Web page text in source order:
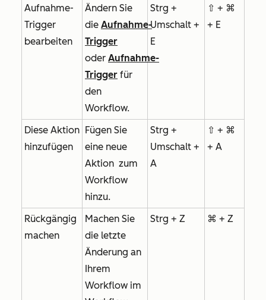
Aufnahme-
Trigger
bearbeiten
Ändern Sie
die Aufnahme-
Trigger
oder Aufnahme-
Trigger für
den
Workflow.
Strg +
Umschalt +
E
⇧ + ⌘
+ E
Diese Aktion
hinzufügen
Fügen Sie
eine neue
Aktion zum
Workflow
hinzu.
Strg +
Umschalt +
A
⇧ + ⌘
+ A
Rückgängig
machen
Machen Sie
die letzte
Änderung an
Ihrem
Workflow im
Strg + Z ⌘ + Z